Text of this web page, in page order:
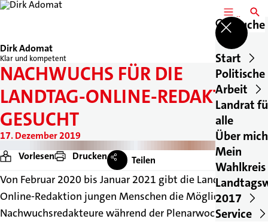
Dirk Adomat
Klar und kompetent
MENÜSuche
Start
Politische
Arbeit
Landrat
alle
Über mich
Mein
Wahlkreis
2017
Service
NACHWUCHS FÜR DIE
LANDTAG-ONLINE-REDAKTION
GESUCHT
17. Dezember 2019
Vorlesen
Drucken Teilen
Von Februar 2020 bis Januar 2021 gibt die Landtag-
Online-Redaktion jungen Menschen die Möglichkeit, als
Nachwuchsredakteure während der Plenarwochen die